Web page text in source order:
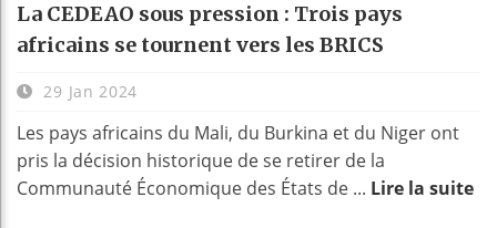
La CEDEAO sous pression : Trois pays
africains se tournent vers les BRICS
29 Jan 2024
Les pays africains du Mali, du Burkina et du Niger ont
pris la décision historique de se retirer de la
Communauté Économique des États de ... Lire la suite